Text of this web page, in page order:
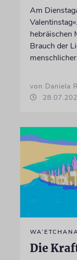
Am
hebräischen
Brauch der
von Daniela
Die